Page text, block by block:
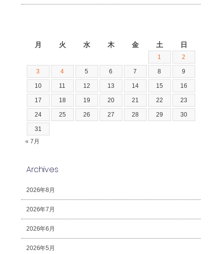
月 火 水 木 金 土 日
1 2
3 4 5 6 7 8 9
10 11 12 13 14 15 16
17 18 19 20 21 22 23
24 25 26 27 28 29 30
31
« 7月
Archives
2026年8月
2026年7月
2026年6月
2026年5月